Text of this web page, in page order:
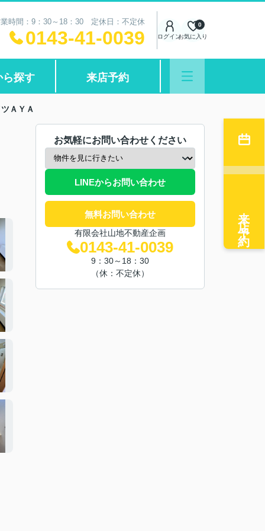
時間：9：30～18：30 定休日：不定休
0143-41-0039 ログインお気に入り
0
ら探す 来店予約
ＡＹＡ
お気軽にお問い合わせください
LINEからお問い合わせ
無料お問い合わせ
有限会社山地不動産企画
0143-41-0039
9：30～18：30
（休：不定休）
来店予約